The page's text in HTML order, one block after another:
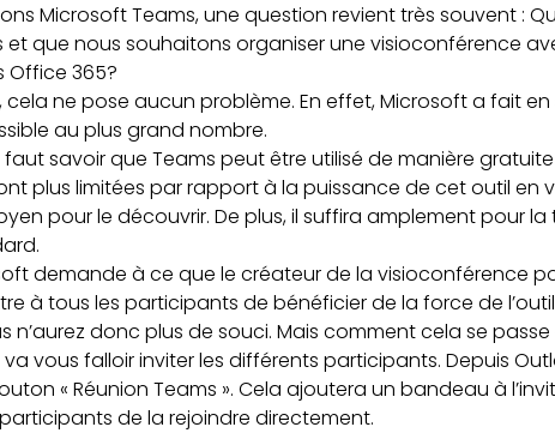
Microsoft Teams, une question revient très souvent :
et que nous souhaitons organiser une visioconférence
365?
cela ne pose aucun problème. En effet, Microsoft a fait
au plus grand nombre.
faut savoir que Teams peut être utilisé de manière
plus limitées par rapport à la puissance de cet outil en
pour le découvrir. De plus, il suffira amplement pour la
demande à ce que le créateur de la visioconférence
à tous les participants de bénéficier de la force de
n’aurez donc plus de souci. Mais comment cela se
va vous falloir inviter les différents participants. Depuis
« Réunion Teams ». Cela ajoutera un bandeau à
de la rejoindre directement.